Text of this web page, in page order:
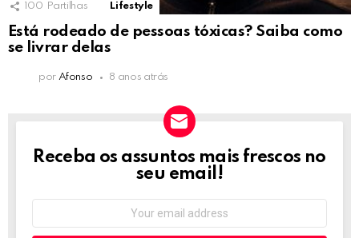
100 Partilhas Lifestyle
Está rodeado de pessoas tóxicas? Saiba como
se livrar delas
por Afonso 8 anos atrás
NEWSLETTER
Receba os assuntos mais frescos no
seu email!